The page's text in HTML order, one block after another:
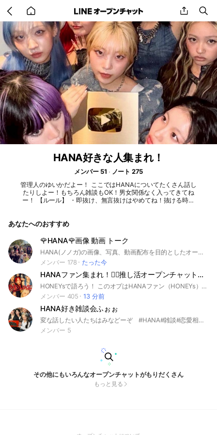
back
to
home
share
HANA好きな人集まれ！
メンバー 51
ノート 275
管理人のゆいかだよー！ ここではHANAについてたくさん話し
たりしよー！もちろん雑談もOK！男女関係なく入ってきてね
ー！ 【ルール】 ・即抜け、無言抜けはやめてね！抜ける時は
強制退会 ・個人情報も禁止 ・アイコンできればHANAにして
トに自己紹介お願い！ タメ口はもちろんOK！ みんな宣伝よろ
しくねー！ ここまで見てくれてありがとー！ あとは🟩のボタ
ンを押すだけだね！ ここのオプの子みんな優しいから気軽に
入ってみてね！！じゃあ待ってるねー！
あなたへのおすすめ
🌹HANA🌹画像 動画 トーク
HANA(ノノガ)の画像、写真、動画配布を目的としたオープンチャットです。 #HANA#hana#ちゃんみな#CHIKA#NAOKO#JISOO#YURI#MOMOKA#KOHARU#MAHINA #はな #ハナ #ノノガ #No No Girls #ちゃんみな #推し活 #ハニーズ #HONEYS #HANA好き #HANAファン #HANA推し活 #情報 #画像
メンバー 178
たった今
HANAファン集まれ！❤️‍🔥推し活オープンチャット！🌹💗
HONEYsで語ろう！ このオプはHANAファン（HONEYs）同士で語り合うオプチャ！ 見る専でもOK🙆🏻‍♀️ 推し活トーク、最新情報、雑談もOK！💬 （通知回避ルームもあります🙌） HANA好きな人なら誰でもOK！大歓迎！！✨ 年齢、性別関係なし！🔥 承認がすごく遅れてしまう場合があります💦 できる範囲で早く承認していきますので「承認待ち」のままお待ちください🙇‍♀️💦 悲しいですが、即抜けダメというルールはありません。ただし宣伝目的はやめていただきたいです🙇‍♀️ #HANA #はな #ハナ #ノノガ #No No Girls #ちゃんみな #推し活 #ハニーズ #HONEYs #HANA好き #HANAファン #HANA推し活 #情報 #じす#ジス#JISOO #ももか#モモカ#MOMOKA #ちか#チカ#CHIKA #なおこ#ナオコ#NAOKO #こはる#コハル#KOHARU #ゆり#ユリ#YURI #まひな#マヒナ#MAHINA
メンバー 405
13 分前
HANA好き雑談会ふぉぉ
変な話したい人たちはみなどーぞ #HANA#雑談#恋愛相談#人間#中学生#高校生#シニア#おねえ
メンバー 5
その他にもいろんなオープンチャットがもりだくさん
もっと見る